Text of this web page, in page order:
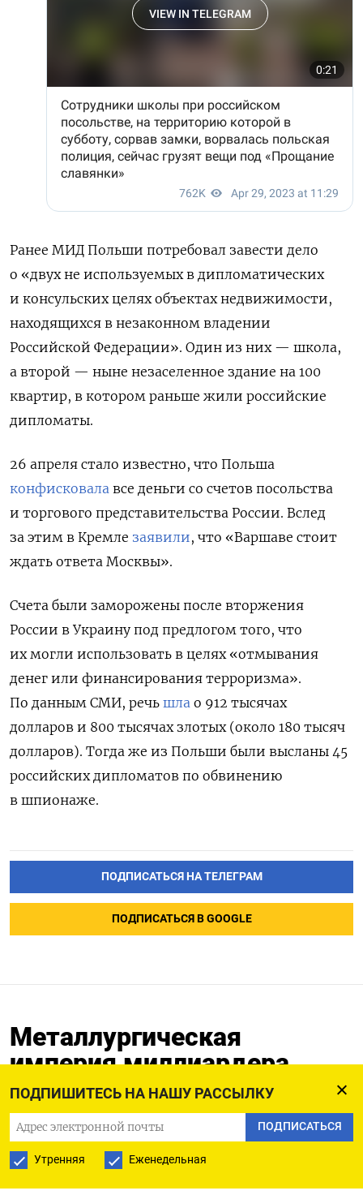
ПОДПИШИТЕСЬ НА НАШУ РАССЫЛКУ
ПОДПИСАТЬСЯ
Утренняя Еженедельная
Ранее МИД Польши потребовал завести дело
о «двух не используемых в дипломатических
и консульских целях объектах недвижимости,
находящихся в незаконном владении
Российской Федерации». Один из них — школа,
а второй — ныне незаселенное здание на 100
квартир, в котором раньше жили российские
дипломаты.
26 апреля стало известно, что Польша
конфисковала все деньги со счетов посольства
и торгового представительства России. Вслед
за этим в Кремле заявили, что «Варшаве стоит
ждать ответа Москвы».
Счета были заморожены после вторжения
России в Украину под предлогом того, что
их могли использовать в целях «отмывания
денег или финансирования терроризма».
По данным СМИ, речь шла о 912 тысячах
долларов и 800 тысячах злотых (около 180 тысяч
долларов). Тогда же из Польши были высланы 45
российских дипломатов по обвинению
в шпионаже.
ПОДПИСАТЬСЯ НА ТЕЛЕГРАМ
ПОДПИСАТЬСЯ В GOOGLE
Металлургическая
империя миллиардера
Потанина впервые за 14
лет оставит акционеров
без дивидендов